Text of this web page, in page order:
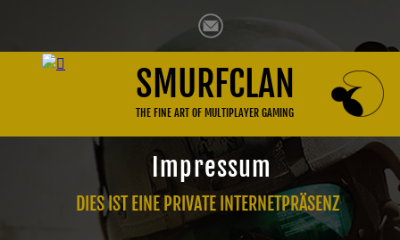
SMURFCLAN
THE FINE ART OF MULTIPLAYER GAMING
DIES IST EINE PRIVATE INTERNETPRÄSENZ
Impressum